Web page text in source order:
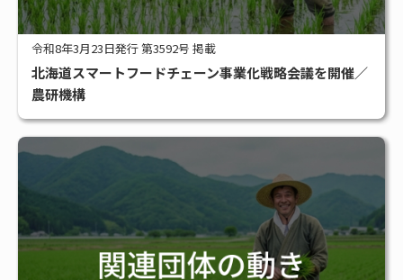
令和8年3月23日発行 第3592号 掲載
北海道スマートフードチェーン事業化戦略会議を開催／
農研機構